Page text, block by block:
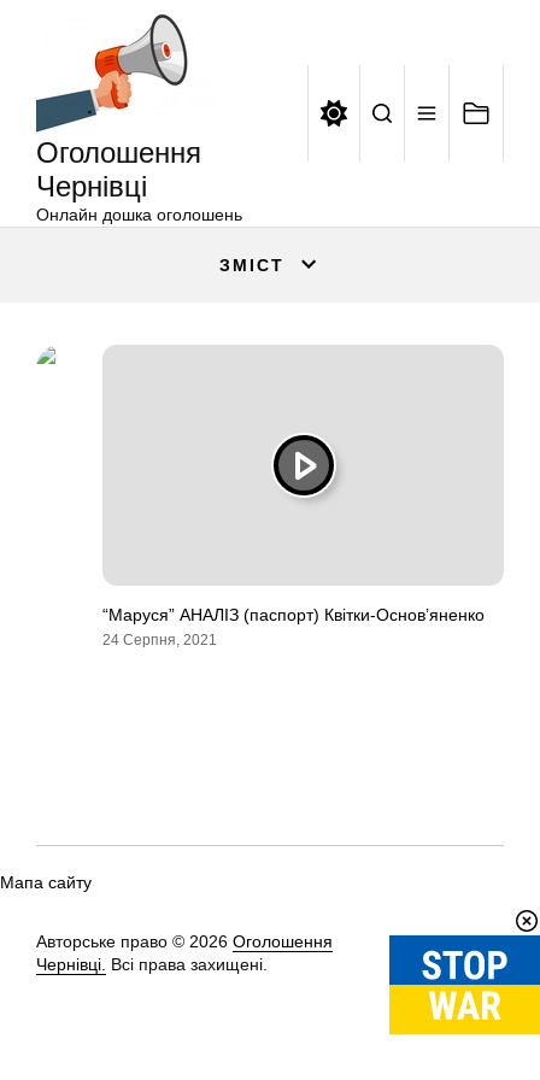
Оголошення
Чернівці
Онлайн дошка оголошень
ЗМІСТ
“Маруся” АНАЛІЗ (паспорт) Квітки-Основ’яненко
24 Серпня, 2021
Мапа сайту
Авторське право © 2026 Оголошення
Чернівці. Всі права захищені.
Вгору↑